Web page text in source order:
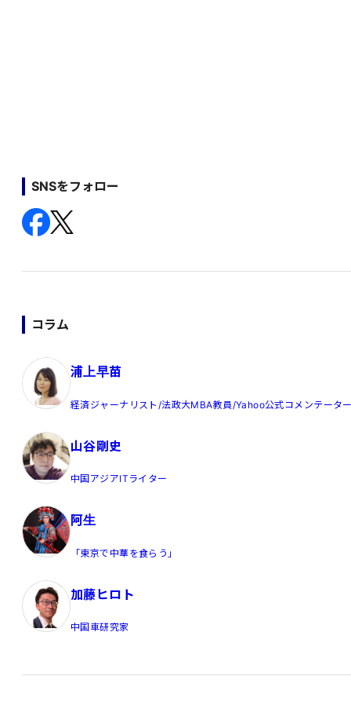
SNSをフォロー
コラム
浦上早苗
経済ジャーナリスト/法政大MBA教員/Yahoo公式コメンテータ
山谷剛史
中国アジアITライター
阿生
「東京で中華を食らう」
加藤ヒロト
中国車研究家